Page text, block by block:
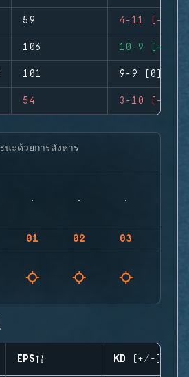
59 4-11 (-7)
106 10-9 (+1)
101 9-9 (0)
54 3-10 (-7)
นะด้วยการสังหาร
01 02 03
EPS KD (+/-)